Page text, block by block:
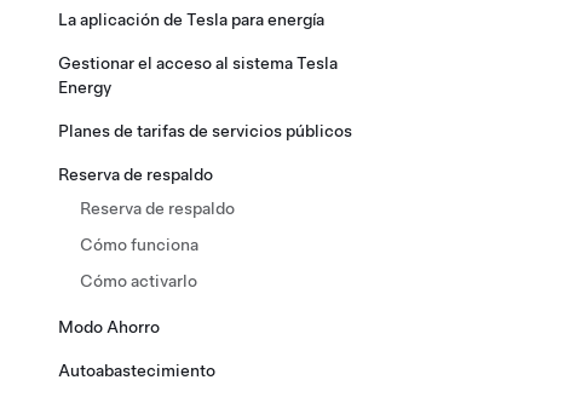
La aplicación de Tesla para energía
Gestionar el acceso al sistema Tesla
Energy
Planes de tarifas de servicios públicos
Reserva de respaldo​
Reserva de respaldo​
Cómo funciona
Cómo activarlo
Modo Ahorro
Autoabastecimiento